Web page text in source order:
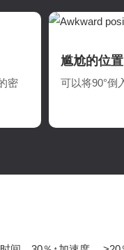
密
尴尬的位置
可以将90°倒